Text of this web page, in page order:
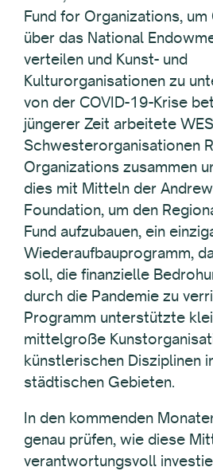
Fund for Organizations,
über das National
verteilen und Kunst- und
Kulturorganisationen zu
von der COVID-19-Krise
jüngerer Zeit arbeitete
Schwesterorganisationen
Organizations zusammen
dies mit Mitteln der
Foundation, um den
Fund aufzubauen, ein
Wiederaufbauprogramm,
soll, die finanzielle
durch die Pandemie zu
Programm unterstützte
mittelgroße
künstlerischen Disziplinen
städtischen Gebieten.
In den kommenden
genau prüfen, wie diese
verantwortungsvoll